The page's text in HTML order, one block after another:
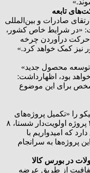
تابعه
صادرات و بین‌المللی‌
«در شرایط خاص کشور،
حرکت درآوردن چرخه
نیز کمک خواهد کرد.»
و توسعه محصول جدید»
بود، اظهارداشت:
برای این موضوع
را «تکمیل پروژه‌های
توسعه‌ای» اعلام کرد و گفت:« در بین ۲۰ پروژه اولویت‌دار شستا، ۸
که امیدواریم با
پروژه‌ها به سرانجام
در بورس کالا
شفافیت از طریق عرضه